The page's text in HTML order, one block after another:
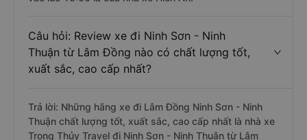
Câu hỏi: Review xe đi Ninh Sơn - Ninh
Thuận từ Lâm Đồng nào có chất lượng tốt,
xuất sắc, cao cấp nhất?
Trả lời: Những hãng xe đi Lâm Đồng Ninh Sơn - Ninh
Thuận chất lượng tốt, xuất sắc, cao cấp nhất là nhà xe
Trọng Thủy Travel đi Ninh Sơn - Ninh Thuận từ Lâm